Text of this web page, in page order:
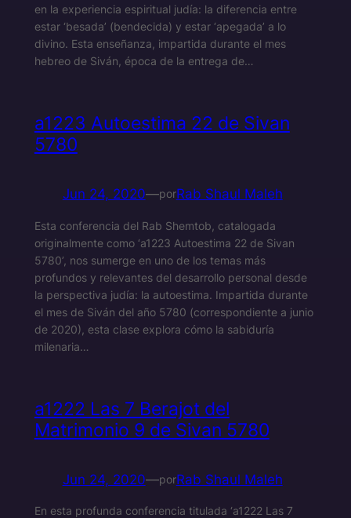
en la experiencia espiritual judía: la diferencia entre
estar ‘besada’ (bendecida) y estar ‘apegada’ a lo
divino. Esta enseñanza, impartida durante el mes
hebreo de Siván, época de la entrega de…
a1223 Autoestima 22 de Sivan
5780
Jun 24, 2020—porRab Shaul Maleh
Esta conferencia del Rab Shemtob, catalogada
originalmente como ‘a1223 Autoestima 22 de Sivan
5780’, nos sumerge en uno de los temas más
profundos y relevantes del desarrollo personal desde
la perspectiva judía: la autoestima. Impartida durante
el mes de Siván del año 5780 (correspondiente a junio
de 2020), esta clase explora cómo la sabiduría
milenaria…
a1222 Las 7 Berajot del
Matrimonio 9 de Sivan 5780
Jun 24, 2020—porRab Shaul Maleh
En esta profunda conferencia titulada ‘a1222 Las 7